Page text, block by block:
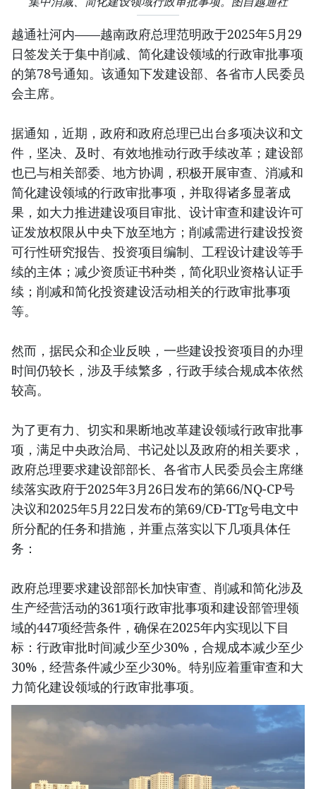
越通社河内——越南政府总理范明政于2025年5月29
日签发关于集中削减、简化建设领域的行政审批事项
的第78号通知。该通知下发建设部、各省市人民委员
会主席。
据通知，近期，政府和政府总理已出台多项决议和文
件，坚决、及时、有效地推动行政手续改革；建设部
也已与相关部委、地方协调，积极开展审查、消减和
简化建设领域的行政审批事项，并取得诸多显著成
果，如大力推进建设项目审批、设计审查和建设许可
证发放权限从中央下放至地方；削减需进行建设投资
可行性研究报告、投资项目编制、工程设计建设等手
续的主体；减少资质证书种类，简化职业资格认证手
续；削减和简化投资建设活动相关的行政审批事项
等。
然而，据民众和企业反映，一些建设投资项目的办理
时间仍较长，涉及手续繁多，行政手续合规成本依然
较高。
为了更有力、切实和果断地改革建设领域行政审批事
项，满足中央政治局、书记处以及政府的相关要求，
政府总理要求建设部部长、各省市人民委员会主席继
续落实政府于2025年3月26日发布的第66/NQ-CP号
决议和2025年5月22日发布的第69/CĐ-TTg号电文中
所分配的任务和措施，并重点落实以下几项具体任
务：
政府总理要求建设部部长加快审查、削减和简化涉及
生产经营活动的361项行政审批事项和建设部管理领
域的447项经营条件，确保在2025年内实现以下目
标：行政审批时间减少至少30%，合规成本减少至少
30%，经营条件减少至少30%。特别应着重审查和大
力简化建设领域的行政审批事项。